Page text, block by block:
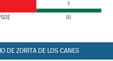
IU
1
DE ZORITA DE LOS CANES